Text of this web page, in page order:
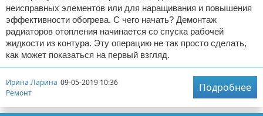
неисправных элементов или для наращивания и повышения
эффективности обогрева. С чего начать? Демонтаж
радиаторов отопления начинается со спуска рабочей
жидкости из контура. Эту операцию не так просто сделать,
как может показаться на первый взгляд.
Ирина Ларина 09-05-2019 10:36
Ремонт
Подробнее